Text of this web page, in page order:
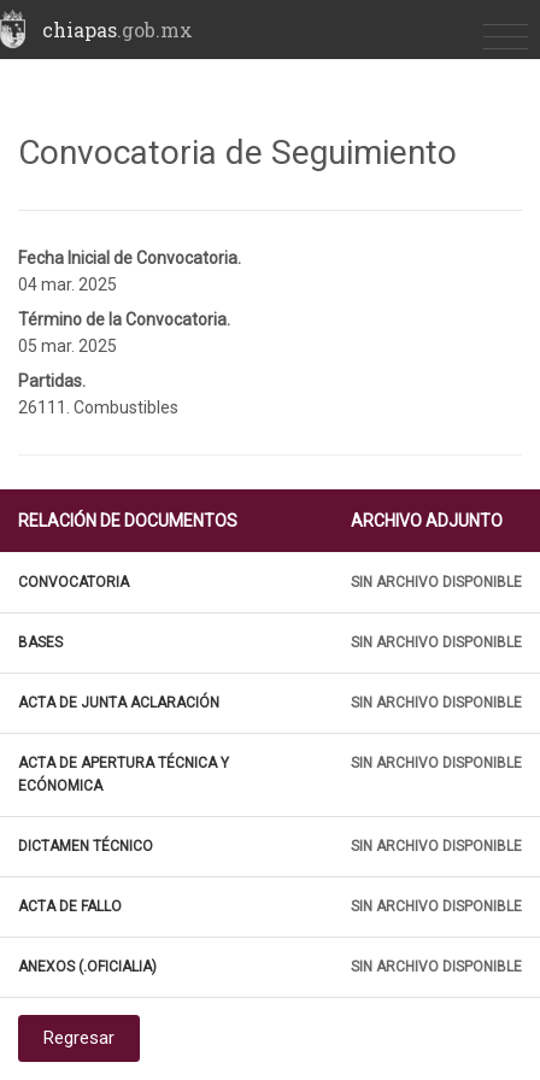
chiapas.gob.mx
Convocatoria de Seguimiento
Fecha Inicial de Convocatoria.
04 mar. 2025
Término de la Convocatoria.
05 mar. 2025
Partidas.
26111. Combustibles
RELACIÓN DE DOCUMENTOS ARCHIVO ADJUNTO
CONVOCATORIA SIN ARCHIVO DISPONIBLE
BASES SIN ARCHIVO DISPONIBLE
ACTA DE JUNTA ACLARACIÓN SIN ARCHIVO DISPONIBLE
ACTA DE APERTURA TÉCNICA Y
ECÓNOMICA
SIN ARCHIVO DISPONIBLE
DICTAMEN TÉCNICO SIN ARCHIVO DISPONIBLE
ACTA DE FALLO SIN ARCHIVO DISPONIBLE
ANEXOS (.OFICIALIA) SIN ARCHIVO DISPONIBLE
Regresar